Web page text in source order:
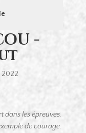
-
2022
dans les épreuves.
de courage.